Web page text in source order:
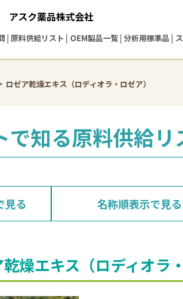
アスク薬品株式会社
原料供給リスト OEM製品一覧 分析用標準品
ロゼア乾燥エキス（ロディオラ・ロゼア）
で知る原料供給リ
見る 名称順表示で見る
燥エキス（ロディオラ